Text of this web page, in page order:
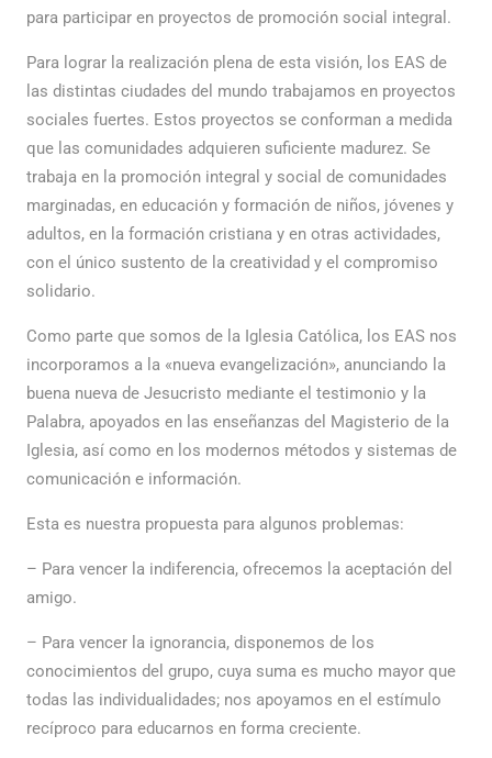
para participar en proyectos de promoción social integral.
Para lograr la realización plena de esta visión, los EAS de
las distintas ciudades del mundo trabajamos en proyectos
sociales fuertes. Estos proyectos se conforman a medida
que las comunidades adquieren suficiente madurez. Se
trabaja en la promoción integral y social de comunidades
marginadas, en educación y formación de niños, jóvenes y
adultos, en la formación cristiana y en otras actividades,
con el único sustento de la creatividad y el compromiso
solidario.
Como parte que somos de la Iglesia Católica, los EAS nos
incorporamos a la «nueva evangelización», anunciando la
buena nueva de Jesucristo mediante el testimonio y la
Palabra, apoyados en las enseñanzas del Magisterio de la
Iglesia, así como en los modernos métodos y sistemas de
comunicación e información.
Esta es nuestra propuesta para algunos problemas:
– Para vencer la indiferencia, ofrecemos la aceptación del
amigo.
– Para vencer la ignorancia, disponemos de los
conocimientos del grupo, cuya suma es mucho mayor que
todas las individualidades; nos apoyamos en el estímulo
recíproco para educarnos en forma creciente.